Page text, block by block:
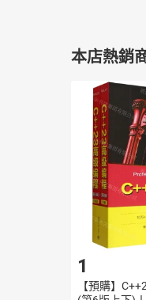
本店熱銷
1
【預購】